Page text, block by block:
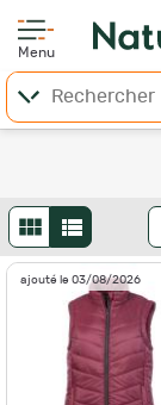
Menu
ajouté le 03/08/2026